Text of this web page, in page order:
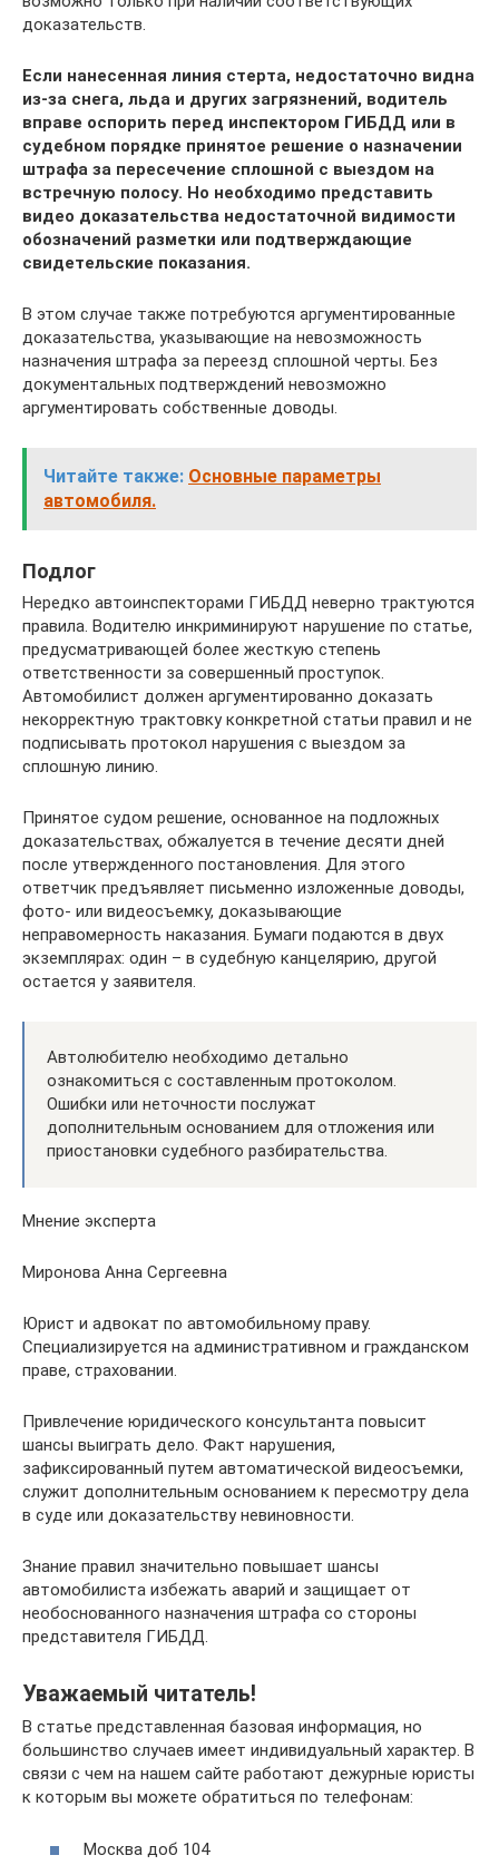
доказательств.
Если нанесенная линия стерта, недостаточно видна
из-за снега, льда и других загрязнений, водитель
вправе оспорить перед инспектором ГИБДД или в
судебном порядке принятое решение о назначении
штрафа за пересечение сплошной с выездом на
встречную полосу. Но необходимо представить
видео доказательства недостаточной видимости
обозначений разметки или подтверждающие
свидетельские показания.
В этом случае также потребуются аргументированные
доказательства, указывающие на невозможность
назначения штрафа за переезд сплошной черты. Без
документальных подтверждений невозможно
аргументировать собственные доводы.
Читайте также: Основные параметры
автомобиля.
Подлог
Нередко автоинспекторами ГИБДД неверно трактуются
правила. Водителю инкриминируют нарушение по статье,
предусматривающей более жесткую степень
ответственности за совершенный проступок.
Автомобилист должен аргументированно доказать
некорректную трактовку конкретной статьи правил и не
подписывать протокол нарушения с выездом за
сплошную линию.
Принятое судом решение, основанное на подложных
доказательствах, обжалуется в течение десяти дней
после утвержденного постановления. Для этого
ответчик предъявляет письменно изложенные доводы,
фото- или видеосъемку, доказывающие
неправомерность наказания. Бумаги подаются в двух
экземплярах: один – в судебную канцелярию, другой
остается у заявителя.
Автолюбителю необходимо детально
ознакомиться с составленным протоколом.
Ошибки или неточности послужат
дополнительным основанием для отложения или
приостановки судебного разбирательства.
Мнение эксперта
Миронова Анна Сергеевна
Юрист и адвокат по автомобильному праву.
Специализируется на административном и гражданском
праве, страховании.
Привлечение юридического консультанта повысит
шансы выиграть дело. Факт нарушения,
зафиксированный путем автоматической видеосъемки,
служит дополнительным основанием к пересмотру дела
в суде или доказательству невиновности.
Знание правил значительно повышает шансы
автомобилиста избежать аварий и защищает от
необоснованного назначения штрафа со стороны
представителя ГИБДД.
Уважаемый читатель!
В статье представленная базовая информация, но
большинство случаев имеет индивидуальный характер. В
связи с чем на нашем сайте работают дежурные юристы
к которым вы можете обратиться по телефонам:
Москва доб 104